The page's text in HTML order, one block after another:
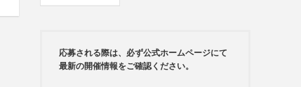
応募される際は、必ず公式ホームページにて
最新の開催情報をご確認ください。